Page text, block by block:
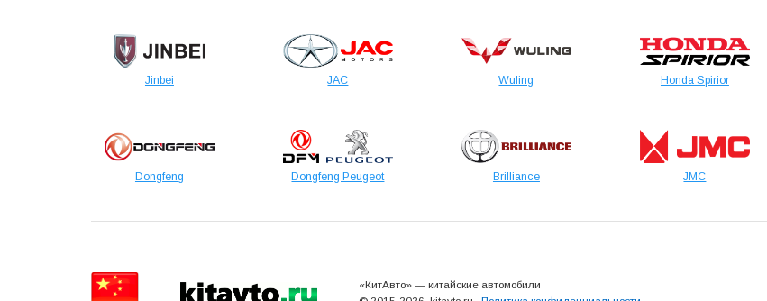
Jinbei JAC Wuling Honda Spirior
Dongfeng Dongfeng Peugeot Brilliance JMC
«КитАвто» — китайские автомобили